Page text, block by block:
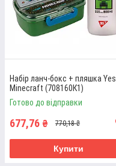
Набір ланч-бокс + пляшка Yes
Minecraft (708160К1)
Готово до відправки
677,76 ₴ 770,18 ₴
Купити